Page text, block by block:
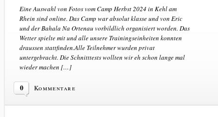
Eine Auswahl von Fotos vom Camp Herbst 2024 in Kehl am
Rhein sind online. Das Camp war absolut klasse und von Eric
und der Bahala Na Ortenau vorbildlich organisiert worden. Das
Wetter spielte mit und alle unsere Trainingseinheiten konnten
draussen stattfinden.Alle Teilnehmer wurden privat
untergebracht. Die Schnitttests wollten wir eh schon lange mal
wieder machen […]
0 Kommentare